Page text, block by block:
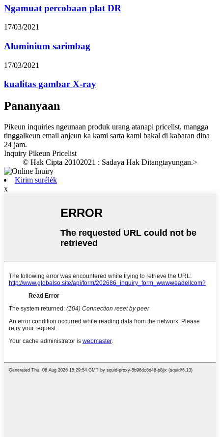
Ngamuat percobaan plat DR
17/03/2021
Aluminium sarimbag
17/03/2021
kualitas gambar X-ray
Pananyaan
Pikeun inquiries ngeunaan produk urang atanapi pricelist, mangga
tinggalkeun email anjeun ka kami sarta kami bakal di kabaran dina
24 jam.
Inquiry Pikeun Pricelist
© Hak Cipta 20102021 : Sadaya Hak Ditangtayungan.>
Kirim surélék
x